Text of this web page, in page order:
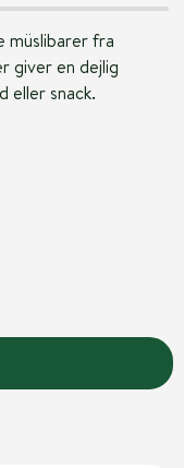
müslibarer fra
giver en dejlig
eller snack.